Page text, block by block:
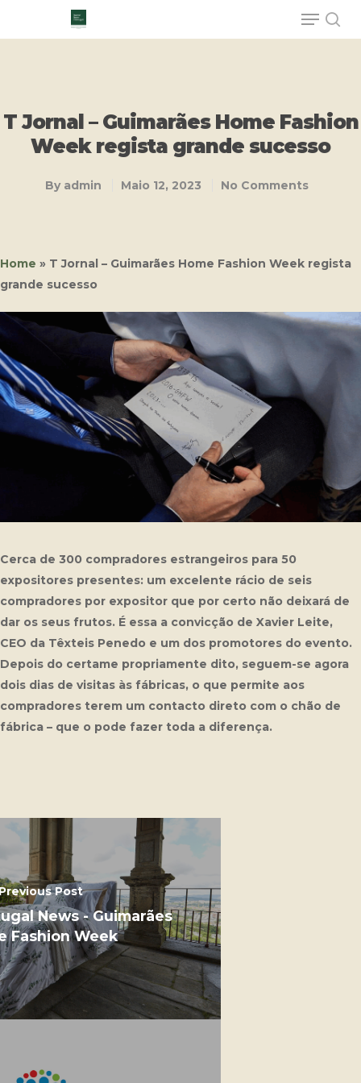
T Jornal – Guimarães Home Fashion
Week regista grande sucesso
By admin Maio 12, 2023 No Comments
Home » T Jornal – Guimarães Home Fashion Week regista
grande sucesso
Cerca de 300 compradores estrangeiros para 50
expositores presentes: um excelente rácio de seis
compradores por expositor que por certo não deixará de
dar os seus frutos. É essa a convicção de Xavier Leite,
CEO da Têxteis Penedo e um dos promotores do evento.
Depois do certame propriamente dito, seguem-se agora
dois dias de visitas às fábricas, o que permite aos
compradores terem um contacto direto com o chão de
fábrica – que o pode fazer toda a diferença.
Post
News - Guimarães
Fashion Week